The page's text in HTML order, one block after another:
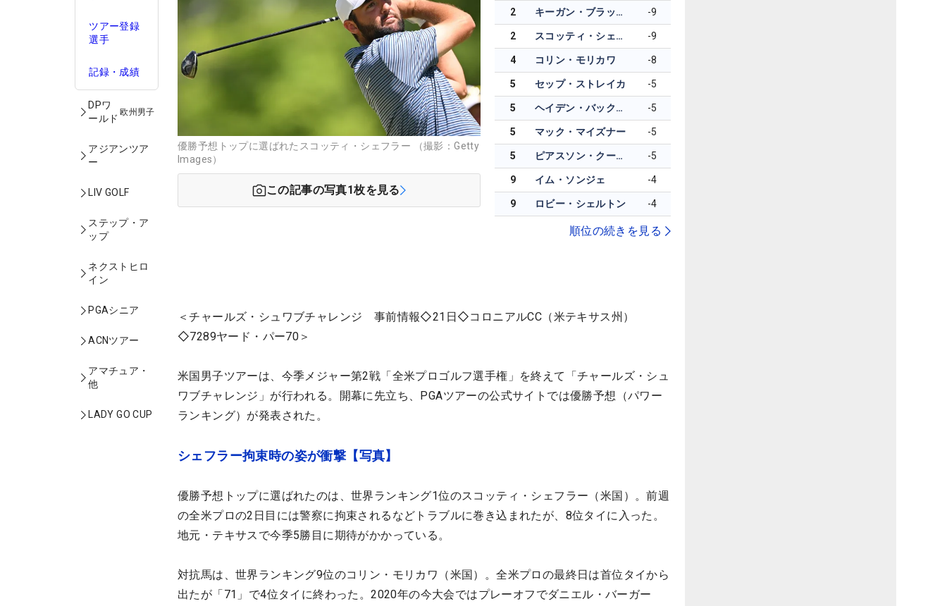
ツアー登録
選手
記録・成績
DPワ
ールド
欧州男子
アジアンツア
ー
LIV GOLF
ステップ・ア
ップ
ネクストヒロ
イン
PGAシニア
ACNツアー
アマチュア・
他
LADY GO CUP
優勝予想トップに選ばれたスコッティ・シェフラー （撮影：Getty
Images）
この記事の写真1枚を見る
2 キーガン・ブラッドリー -9
2 スコッティ・シェフラー -9
4 コリン・モリカワ -8
5 セップ・ストレイカ -5
5 ヘイデン・バックリー -5
5 マック・マイズナー -5
5 ピアスソン・クーディ -5
9 イム・ソンジェ -4
9 ロビー・シェルトン -4
順位の続きを見る
＜チャールズ・シュワブチャレンジ 事前情報◇21日◇コロニアルCC（米テキサス州）
◇7289ヤード・パー70＞
米国男子ツアーは、今季メジャー第2戦「全米プロゴルフ選手権」を終えて「チャールズ・シュ
ワブチャレンジ」が行われる。開幕に先立ち、PGAツアーの公式サイトでは優勝予想（パワー
ランキング）が発表された。
シェフラー拘束時の姿が衝撃【写真】
優勝予想トップに選ばれたのは、世界ランキング1位のスコッティ・シェフラー（米国）。前週
の全米プロの2日目には警察に拘束されるなどトラブルに巻き込まれたが、8位タイに入った。
地元・テキサスで今季5勝目に期待がかかっている。
対抗馬は、世界ランキング9位のコリン・モリカワ（米国）。全米プロの最終日は首位タイから
出たが「71」で4位タイに終わった。2020年の今大会ではプレーオフでダニエル・バーガー